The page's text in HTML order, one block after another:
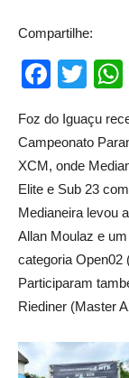
Compartilhe:
Foz do Iguaçu
Campeonato
XCM, onde
Elite e Sub 23
Medianeira levou
Allan Moulaz e
categoria Open02
Participaram
Riediner (Master